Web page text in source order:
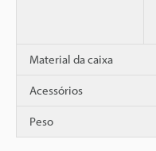
Material da caixa
Acessórios
Peso